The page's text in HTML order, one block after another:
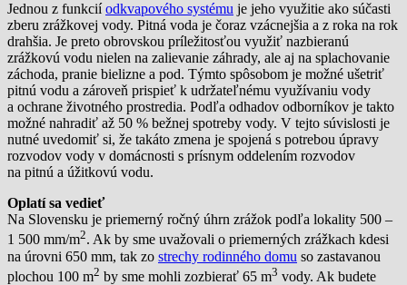
Jednou z funkcií odkvapového systému je jeho využitie ako súčasti
zberu zrážkovej vody. Pitná voda je čoraz vzácnejšia a z roka na rok
drahšia. Je preto obrovskou príležitosťou využiť nazbieranú
zrážkovú vodu nielen na zalievanie záhrady, ale aj na splachovanie
záchoda, pranie bielizne a pod. Týmto spôsobom je možné ušetriť
pitnú vodu a zároveň prispieť k udržateľnému využívaniu vody
a ochrane životného prostredia. Podľa odhadov odborníkov je takto
možné nahradiť až 50 % bežnej spotreby vody. V tejto súvislosti je
nutné uvedomiť si, že takáto zmena je spojená s potrebou úpravy
rozvodov vody v domácnosti s prísnym oddelením rozvodov
na pitnú a úžitkovú vodu.
Oplatí sa vedieť
Na Slovensku je priemerný ročný úhrn zrážok podľa lokality 500 –
1 500 mm/m2. Ak by sme uvažovali o priemerných zrážkach kdesi
na úrovni 650 mm, tak zo strechy rodinného domu so zastavanou
plochou 100 m2 by sme mohli zozbierať 65 m3 vody. Ak budete